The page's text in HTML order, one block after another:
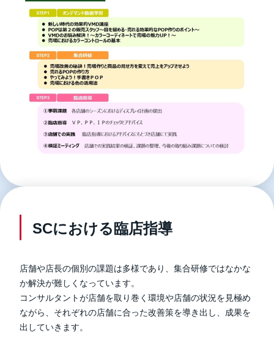
SCにおける臨店指導
店舗や店長の個別の課題は多様であり、集合研修ではなかな
か解決が難しくなっています。
コンサルタントが店舗を取り巻く環境や店舗の状況を見極め
ながら、それぞれの店舗に合った改善策を導き出し、成果を
出していきます。